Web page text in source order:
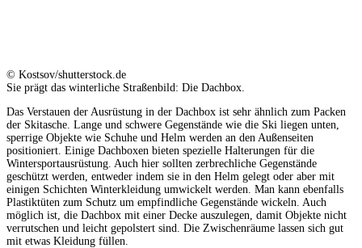
© Kostsov/shutterstock.de
Sie prägt das winterliche Straßenbild: Die Dachbox.
Das Verstauen der Ausrüstung in der Dachbox ist sehr ähnlich zum Packen
der Skitasche. Lange und schwere Gegenstände wie die Ski liegen unten,
sperrige Objekte wie Schuhe und Helm werden an den Außenseiten
positioniert. Einige Dachboxen bieten spezielle Halterungen für die
Wintersportausrüstung. Auch hier sollten zerbrechliche Gegenstände
geschützt werden, entweder indem sie in den Helm gelegt oder aber mit
einigen Schichten Winterkleidung umwickelt werden. Man kann ebenfalls
Plastiktüten zum Schutz um empfindliche Gegenstände wickeln. Auch
möglich ist, die Dachbox mit einer Decke auszulegen, damit Objekte nicht
verrutschen und leicht gepolstert sind. Die Zwischenräume lassen sich gut
mit etwas Kleidung füllen.